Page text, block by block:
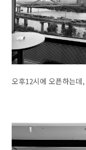
오후12시에 오픈하는데